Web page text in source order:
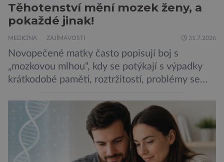
Těhotenství mění mozek ženy, a
pokaždé jinak!
MEDICÍNA ZAJÍMAVOSTI 31.7.2026
Novopečené matky často popisují boj s
„mozkovou mlhou“, kdy se potýkají s výpadky
krátkodobé paměti, roztržitostí, problémy se
obtíže byly dlouhou dobu připisovány
nedostatku spánku a stresu při péči o
novorozence. Nyní se však ukazuje, že za tím
stojí změny v mozku vyvolané těhotenstvím!
Poporodní mozková mlha, v angličtině […]